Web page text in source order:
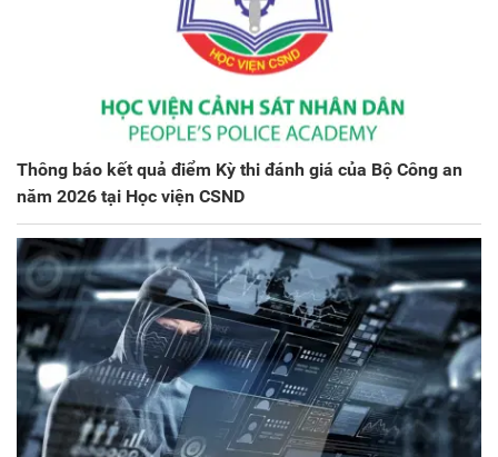
Thông báo kết quả điểm Kỳ thi đánh giá của Bộ Công an
năm 2026 tại Học viện CSND